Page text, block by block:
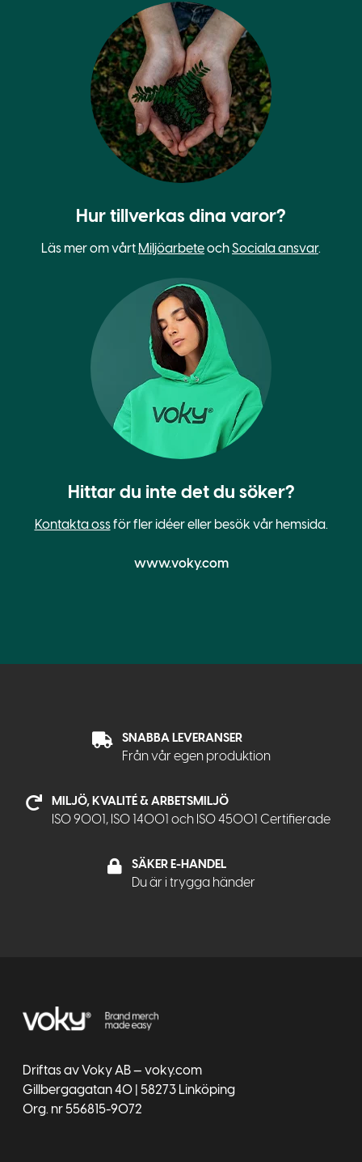
Hur tillverkas dina varor?
Läs mer om vårt MiljöarbeteochSociala ansvar.
Hittar du inte det du söker?
Kontakta ossför fler idéer eller besök vår hemsida.
www.voky.com
SNABBA LEVERANSER
Från vår egen produktion
MILJÖ, KVALITÉ & ARBETSMILJÖ
ISO 9001, ISO 14001 och ISO 45001 Certifierade
SÄKER E-HANDEL
Du är i trygga händer
Driftas av Voky AB — voky.com
Gillbergagatan 40 | 58273 Linköping
Org. nr 556815-9072